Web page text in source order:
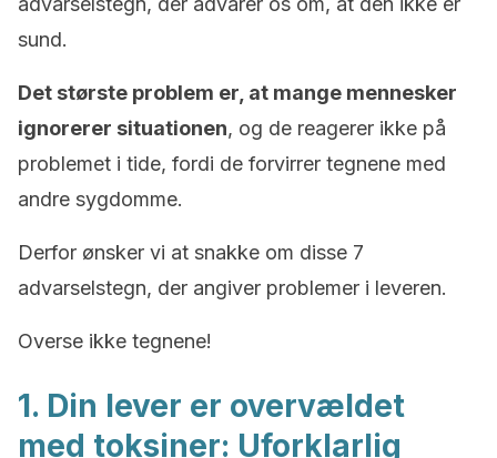
sund.
Det største problem er, at mange mennesker
ignorerer situationen, og de reagerer ikke på
problemet i tide, fordi de forvirrer tegnene med
andre sygdomme.
Derfor ønsker vi at snakke om disse 7
advarselstegn, der angiver problemer i leveren.
Overse ikke tegnene!
1. Din lever er overvældet
med toksiner: Uforklarlig